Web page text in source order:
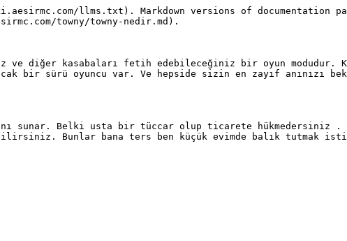
llms.txt). Markdown versions of documentation
towny/towny-nedir.md).
ve diğer kasabaları fetih edebileceğiniz bir oyun
bir sürü oyuncu var. Ve hepside sizin en zayıf anınızı
sunar. Belki usta bir tüccar olup ticarete hükmedersiniz
Bunlar bana ters ben küçük evimde balık tutmak